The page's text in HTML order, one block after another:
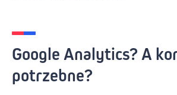
Google Analytics? A
potrzebne?